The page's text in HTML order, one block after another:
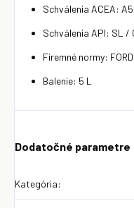
Schválenia ACEA:
Schválenia API: SL /
Firemné normy:
Balenie: 5 L
Dodatočné parametre
Kategória: